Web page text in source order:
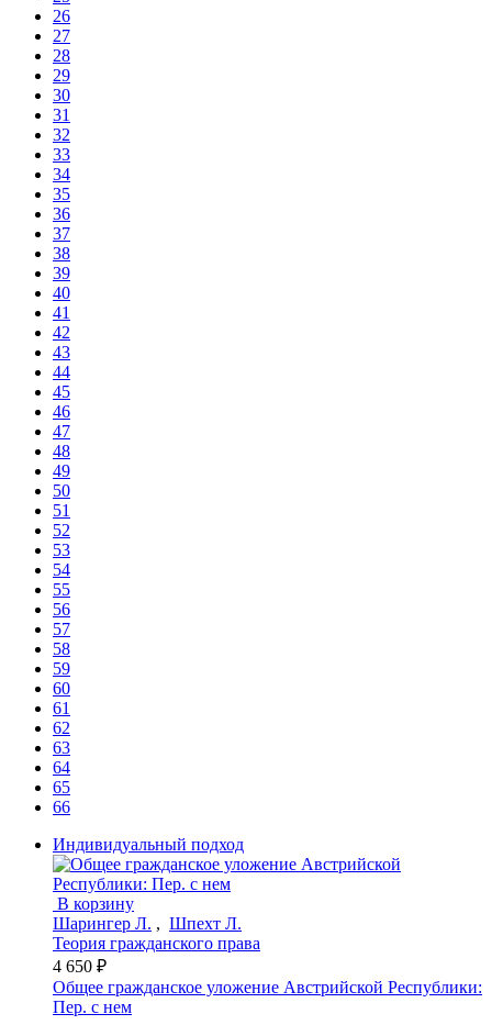
26
27
28
29
30
31
32
33
34
35
36
37
38
39
40
41
42
43
44
45
46
47
48
49
50
51
52
53
54
55
56
57
58
59
60
61
62
63
64
65
66
Индивидуальный подход
В корзину
Шарингер Л. , Шпехт Л.
Теория гражданского права
4 650 ₽
Общее гражданское уложение Австрийской Республики:
Пер. с нем